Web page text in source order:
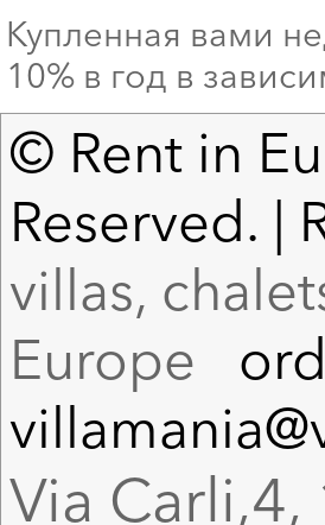
Купленная вами
10% в год в
© Rent in
Reserved. |
villas,
Europe
Via Carli,4,